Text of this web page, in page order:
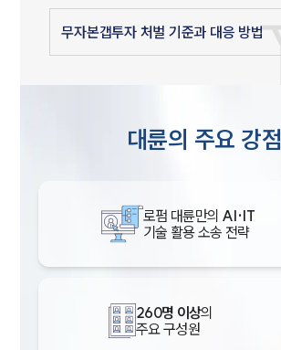
무자본갭투자 처벌 기준과 대응 방법
대륜의 주요 강점
로펌 대륜만의 AI·IT
기술 활용 소송 전략
260명 이상의
주요 구성원